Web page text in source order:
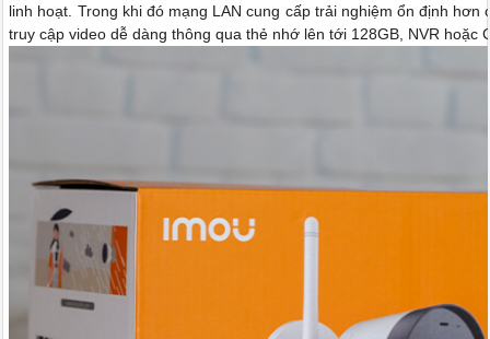
linh hoạt. Trong khi đó mạng LAN cung cấp trải nghiệm ổn định
truy cập video dễ dàng thông qua thẻ nhớ lên tới 128GB, NVR hoặc